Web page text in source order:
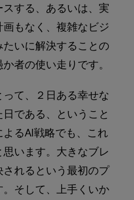
する、あるいは、実
もなく、複雑なビジ
いに解決することの
者の使い走りです。
て、２日ある幸せな
である、ということ
るAI戦略でも、これ
います。大きなブレ
れるという最初のプ
そして、上手くいか